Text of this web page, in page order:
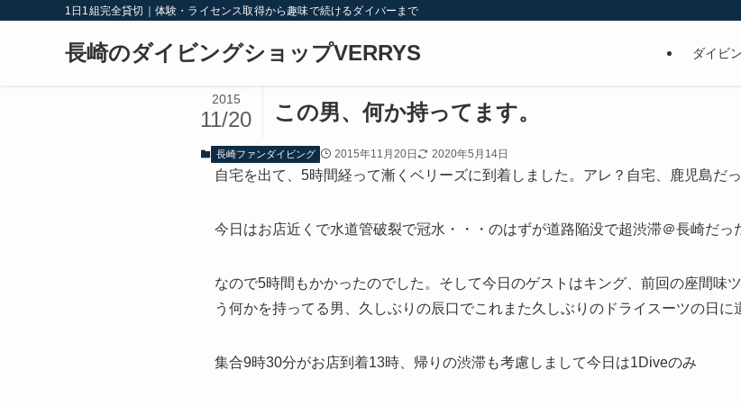
1日1組完全貸切｜体験・ライセンス取得から趣味で続けるダイバーまで
長崎のダイビングショップVERRYS ダイビ
この男、何か持ってます。
2015
11/20
長崎ファンダイビング 2015年11月20日 2020年5月14日
自宅を出て、5時間経って漸くベリーズに到着しました。アレ？自宅、鹿児島だ
今日はお店近くで水道管破裂で冠水・・・のはずが道路陥没で超渋滞＠長崎だっ
なので5時間もかかったのでした。そして今日のゲストはキング、前回の座間味
う何かを持ってる男、久しぶりの辰口でこれまた久しぶりのドライスーツの日に
集合9時30分がお店到着13時、帰りの渋滞も考慮しまして今日は1Diveのみ